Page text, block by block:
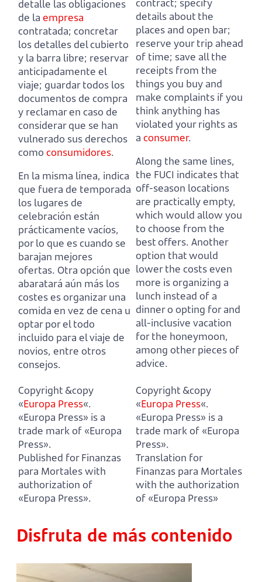
detalle las obligaciones
de la empresa
contratada; concretar
los detalles del cubierto
y la barra libre; reservar
anticipadamente el
viaje; guardar todos los
documentos de compra
y reclamar en caso de
considerar que se han
vulnerado sus derechos
como consumidores.
En la misma línea, indica
que fuera de temporada
los lugares de
celebración están
prácticamente vacíos,
por lo que es cuando se
barajan mejores
ofertas. Otra opción que
abaratará aún más los
costes es organizar una
comida en vez de cena u
optar por el todo
incluido para el viaje de
novios, entre otros
consejos.
details about the
places and open bar;
reserve your trip ahead
of time; save all the
receipts from the
things you buy and
make complaints if you
think anything has
violated your rights as
a consumer.
Along the same lines,
the FUCI indicates that
off-season locations
are practically empty,
which would allow you
to choose from the
best offers. Another
option that would
lower the costs even
more is organizing a
lunch instead of a
dinner o opting for and
all-inclusive vacation
for the honeymoon,
among other pieces of
advice.
Copyright &copy
«Europa Press«.
«Europa Press» is a
trade mark of «Europa
Press».
Published for Finanzas
para Mortales with
authorization of
«Europa Press».
Copyright &copy
«Europa Press«.
«Europa Press» is a
trade mark of «Europa
Press».
Translation for
Finanzas para Mortales
with the authorization
of «Europa Press»
Disfruta de más contenido